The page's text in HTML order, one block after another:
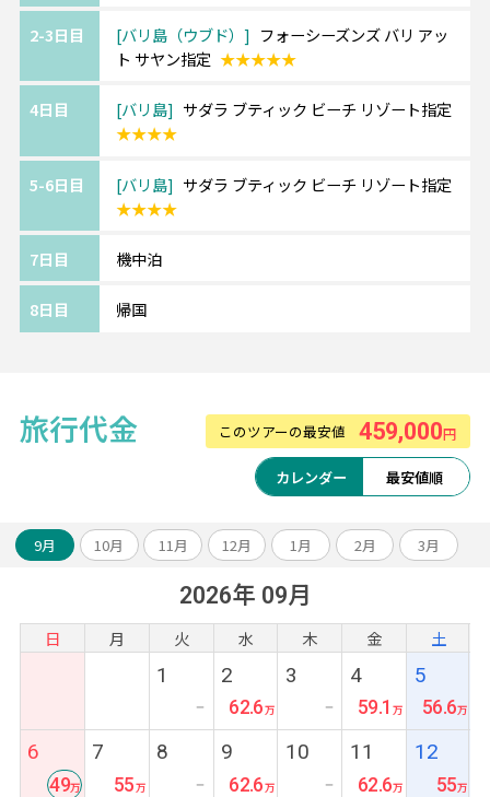
マリンスポーツが盛んなベノア地区のビーチ
フロントにある人気4つ星リゾート！
トランでリゾート気分満載です。
★★★TSJの嬉しいポイント★★★
き専用車送迎
2.お得なレートで両替
3.WiFiレンタル1日500円(充電器セット800円)
4.観光時のサロンレンタル
2-3日目 バリ島（ウブド）
フォーシーズンズ バリ アッ
ト サヤン指定 ★★★★★
4日目 バリ島
サダラ ブティック ビーチ リゾート指定
★★★★
5-6日目 バリ島
サダラ ブティック ビーチ リゾート指定
★★★★
7日目 機中泊
8日目 帰国
旅行代金 このツアーの最安値 459,000円
カレンダー 最安値順
9月 10月 11月 12月 1月 2月 3月
2026年 09月
日 月 火 水 木 金 土
1
ー
2
62.6
3
ー
4
59.1
5
56.6
6
49
7
55
8
ー
9
62.6
10
ー
11
62.6
12
55